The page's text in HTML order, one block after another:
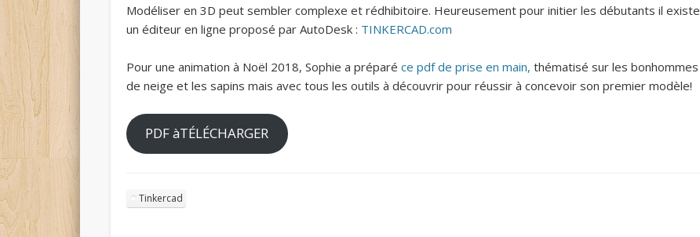
Modéliser en 3D peut sembler complexe et rédhibitoire. Heureusement pour initier les débutants il existe
un éditeur en ligne proposé par AutoDesk : TINKERCAD.com
Pour une animation à Noël 2018, Sophie a préparé ce pdf de prise en main, thématisé sur les bonhommes
de neige et les sapins mais avec tous les outils à découvrir pour réussir à concevoir son premier modèle!
PDF àTÉLÉCHARGER
Tinkercad